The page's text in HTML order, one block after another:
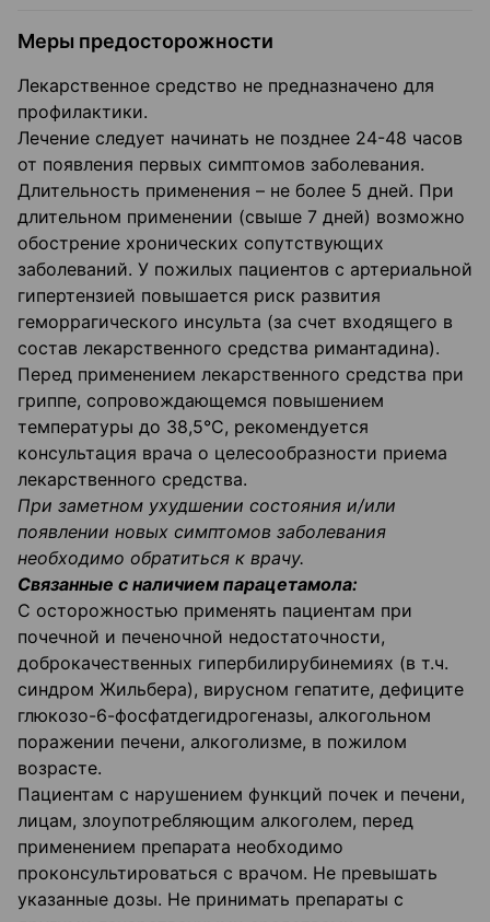
Меры предосторожности
Лекарственное средство не предназначено для
профилактики.
Лечение следует начинать не позднее 24-48 часов
от появления первых симптомов заболевания.
Длительность применения – не более 5 дней. При
длительном применении (свыше 7 дней) возможно
обострение хронических сопутствующих
заболеваний. У пожилых пациентов с артериальной
гипертензией повышается риск развития
геморрагического инсульта (за счет входящего в
состав лекарственного средства римантадина).
Перед применением лекарственного средства при
гриппе, сопровождающемся повышением
температуры до 38,5°С, рекомендуется
консультация врача о целесообразности приема
лекарственного средства.
При заметном ухудшении состояния и/или
появлении новых симптомов заболевания
необходимо обратиться к врачу.
Связанные с наличием парацетамола:
С осторожностью применять пациентам при
почечной и печеночной недостаточности,
доброкачественных гипербилирубинемиях (в т.ч.
синдром Жильбера), вирусном гепатите, дефиците
глюкозо-6-фосфатдегидрогеназы, алкогольном
поражении печени, алкоголизме, в пожилом
возрасте.
Пациентам с нарушением функций почек и печени,
лицам, злоупотребляющим алкоголем, перед
применением препарата необходимо
проконсультироваться с врачом. Не превышать
указанные дозы. Не принимать препараты с